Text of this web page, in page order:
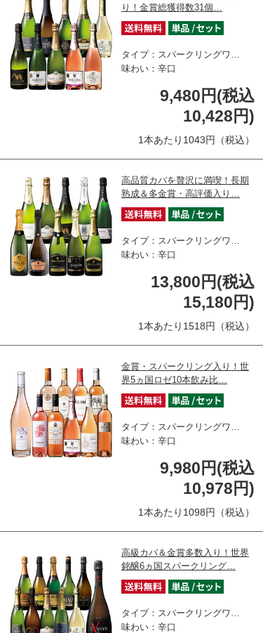
り！金賞総獲得数31個…
タイプ：スパークリングワ…
味わい：辛口
9,480円(税込
10,428円)
1本あたり1043円（税込）
高品質カバを贅沢に満喫！長期
熟成＆多金賞・高評価入り…
タイプ：スパークリングワ…
味わい：辛口
13,800円(税込
15,180円)
1本あたり1518円（税込）
金賞・スパークリング入り！世
界5ヵ国ロゼ10本飲み比…
タイプ：スパークリングワ…
味わい：辛口
9,980円(税込
10,978円)
1本あたり1098円（税込）
高級カバ＆金賞多数入り！世界
銘醸6ヵ国スパークリング…
タイプ：スパークリングワ…
味わい：辛口